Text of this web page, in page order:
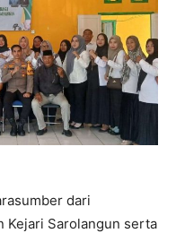
dari
Kejari Sarolangun serta